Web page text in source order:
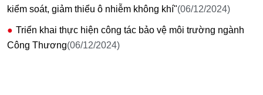
kiểm soát, giảm thiểu ô nhiễm không khí"(06/12/2024)
Triển khai thực hiện công tác bảo vệ môi trường ngành
Công Thương(06/12/2024)